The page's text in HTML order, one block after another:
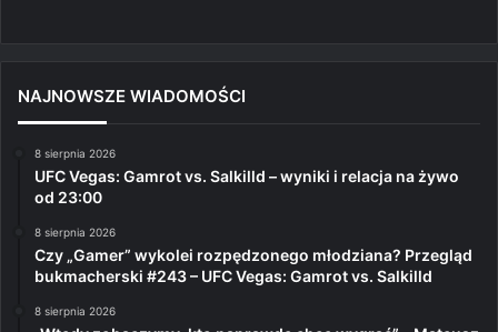
NAJNOWSZE WIADOMOŚCI
8 sierpnia 2026
UFC Vegas: Gamrot vs. Salkilld – wyniki i relacja na żywo
od 23:00
8 sierpnia 2026
Czy „Gamer” wykolei rozpędzonego młodziana? Przegląd
bukmacherski #243 – UFC Vegas: Gamrot vs. Salkilld
8 sierpnia 2026